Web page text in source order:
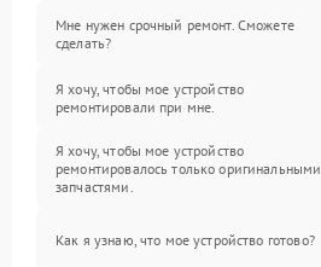
Мне нужен срочный ремонт. Сможете
сделать?
Я хочу, чтобы мое устройство
ремонтировали при мне.
Я хочу, чтобы мое устройство
ремонтировалось только оригинальными
запчастями.
Как я узнаю, что мое устройство готово?